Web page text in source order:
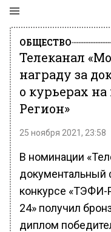
ОБЩЕСТВО
Телеканал
награду за
о курьерах
Регион»
25 ноября 2021, 23:58
В номинации
конкурсе «ТЭФИ-
24» получил
диплом